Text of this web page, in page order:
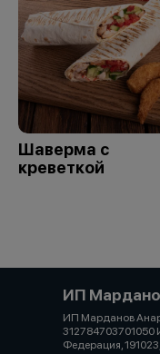
Шаверма с
креветкой
ИП
ИП Марданов
312784703701050
Федерация,